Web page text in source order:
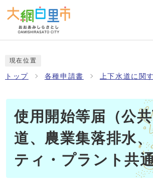
現在位置
トップ 各種申請書 上下水道に関
使用開始等届（公
道、農業集落排水
ティ・プラント共